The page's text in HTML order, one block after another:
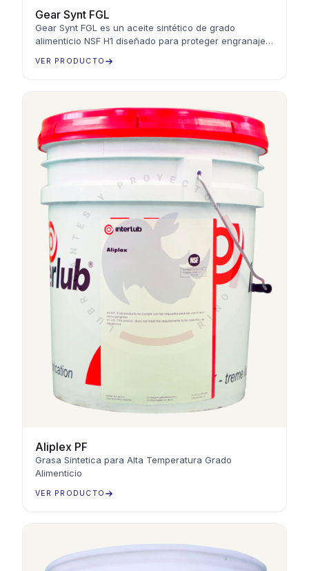
Gear Synt FGL
Gear Synt FGL es un aceite sintético de grado
alimenticio NSF H1 diseñado para proteger engranajes
VER PRODUCTO
Aliplex PF
Grasa Sintetica para Alta Temperatura Grado
Alimenticio
VER PRODUCTO